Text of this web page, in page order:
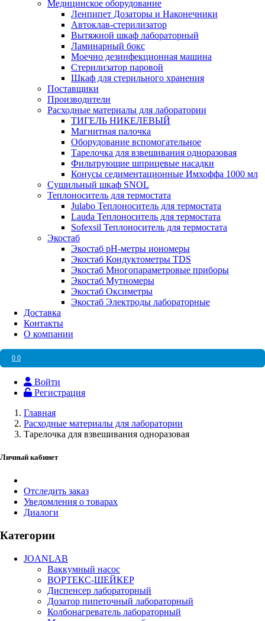
Медицинское оборудование
Ленпипет Дозаторы и Наконечники
Автоклав-стерилизатор
Вытяжной шкаф лабораторный
Ламинарный бокс
Моечно дезинфекционная машина
Стерилизатор паровой
Шкаф для стерильного хранения
Поставщики
Производители
Расходные материалы для лаборатории
ТИГЕЛЬ НИКЕЛЕВЫЙ
Магнитная палочка
Оборудование вспомогательное
Тарелочка для взвешивания одноразовая
Фильтрующие шприцевые насадки
Конусы седиментационные Имхоффа 1000 мл
Сушильный шкаф SNOL
Теплоноситель для термостата
Julabo Теплоноситель для термостата
Lauda Теплоноситель для термостата
Sofexsil Теплоноситель для термостата
Экостаб
Экостаб pH-метры иономеры
Экостаб Кондуктометры TDS
Экостаб Многопараметровые приборы
Экостаб Мутномеры
Экостаб Оксиметры
Экостаб Электроды лабораторные
Доставка
Контакты
О компании
0 0
Войти
Регистрация
Главная
Расходные материалы для лаборатории
Тарелочка для взвешивания одноразовая
Личный кабинет
Отследить заказ
Уведомления о товарах
Диалоги
Категории
JOANLAB
Ваккумный насос
ВОРТЕКС-ШЕЙКЕР
Диспенсер лабораторный
Дозатор пипеточный лабораторный
Колбонагреватель лабораторный